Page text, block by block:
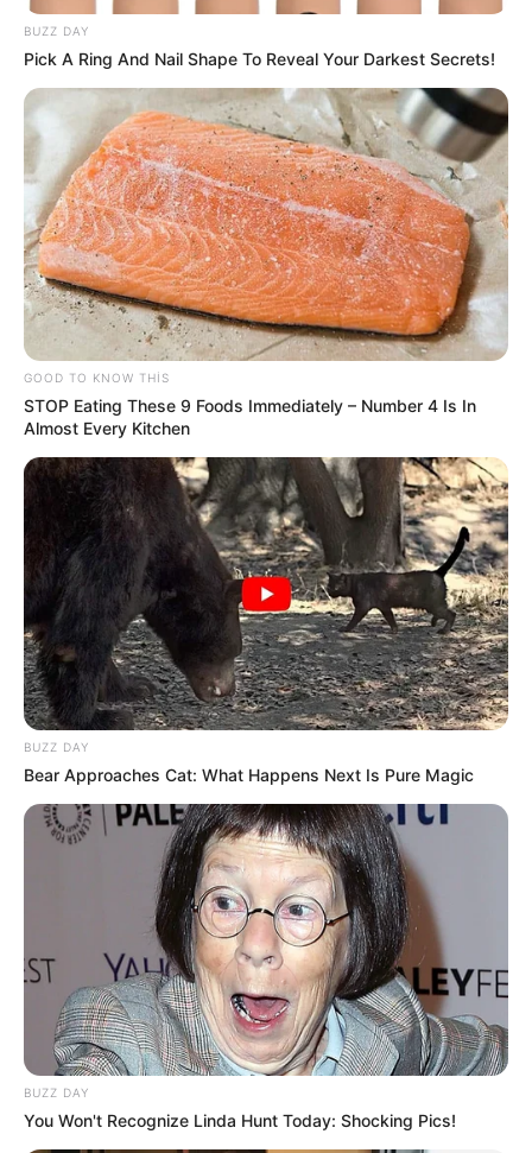
18:57 / 05 Avqust 2026
Bakıda ticarət mərkəzində FACİƏ:liftin
şaxtasına düşüb öldü
107 0
18:44 / 05 Avqust 2026 CƏMİYYƏT
Turistlər Azərbaycanda ən çox nədən
narazıdırlar? - ARAŞDIRMA
89 0 0
18:29 / 05 Avqust 2026 CƏMİYYƏT
Sərnişinin əlavə 1 manat 20 qəpik xərcini
metropoliten ödəyəcək? -VİDEO
107 0 0
BUZZ DAY
Pick A Ring And Nail Shape To Reveal Your Darkest Secrets!
GOOD TO KNOW THIS
STOP Eating These 9 Foods Immediately – Number 4 Is In
Almost Every Kitchen
BUZZ DAY
Bear Approaches Cat: What Happens Next Is Pure Magic
BUZZ DAY
You Won't Recognize Linda Hunt Today: Shocking Pics!